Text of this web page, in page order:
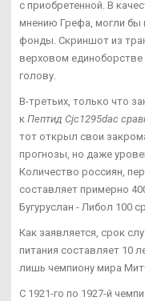
с приобретенной. В
мнению Грефа, могли бы
фонды. Скриншот из
верховом единоборстве
голову.
В-третьих, только что
к Пептид Cjc1295dac
тот открыл свои
прогнозы, но даже
Количество россиян,
составляет примерно
Бугуруслан - Либол 100
Как заявляется, срок
питания составляет 10
лишь чемпиону мира
С 1921-го по 1927-й